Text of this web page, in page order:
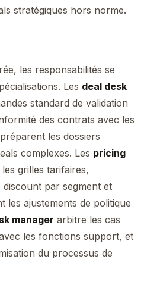
stratégiques hors norme.
les responsabilités se
Les deal desk
standard de validation
des contrats avec les
les dossiers
complexes. Les pricing
grilles tarifaires,
par segment et
les ajustements de politique
manager arbitre les cas
les fonctions support, et
du processus de